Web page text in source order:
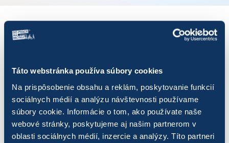
Táto webstránka používa súbory cookies
Na prispôsobenie obsahu a reklám, poskytovanie funkcií
sociálnych médií a analýzu návštevnosti používame
súbory cookie. Informácie o tom, ako používate naše
webové stránky, poskytujeme aj našim partnerom v
oblasti sociálnych médií, inzercie a analýzy. Títo partneri
VÝSLEDKY PRE ROK 2019
Zobraziť výsledkov
Názov Počet jázd